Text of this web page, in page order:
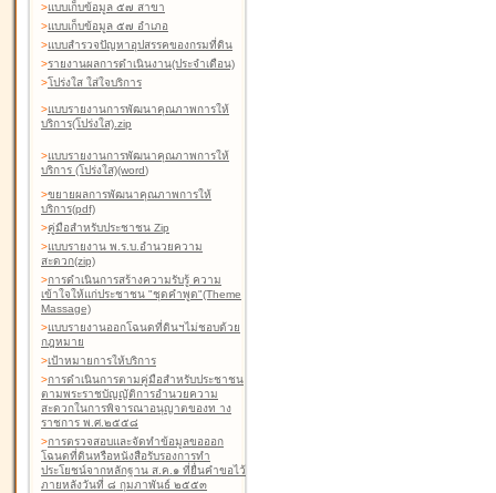
>แบบเก็บข้อมูล ๕๗ สาขา
>แบบเก็บข้อมูล ๕๗ อำเภอ
>แบบสำรวจปัญหาอุปสรรคของกรมที่ดิน
>รายงานผลการดำเนินงาน(ประจำเดือน)
>โปร่งใส ใส่ใจบริการ
>แบบรายงานการพัฒนาคุณภาพการให้
บริการ(โปร่งใส).zip
>แบบรายงานการพัฒนาคุณภาพการให้
บริการ (โปร่งใส)(word)
>ขยายผลการพัฒนาคุณภาพการให้
บริการ(pdf)
>คู่มือสำหรับประชาชน Zip
>แบบรายงาน พ.ร.บ.อำนวยความ
สะดวก(zip)
>การดำเนินการสร้างความรับรู้ ความ
เข้าใจให้แก่ประชาชน "ชุดคำพูด"(Theme
Massage)
>แบบรายงานออกโฉนดที่ดินฯไม่ชอบด้วย
กฎหมาย
>เป้าหมายการให้บริการ
>การดำเนินการตามคู่มือสำหรับประชาชน
ตามพระราชบัญญัติการอำนวยความ
สะดวกในการพิจารณาอนุญาตของท าง
ราชการ พ.ศ.๒๕๕๘
>การตรวจสอบและจัดทำข้อมูลขอออก
โฉนดที่ดินหรือหนังสือรับรองการทำ
ประโยชน์จากหลักฐาน ส.ค.๑ ที่ยื่นคำขอไว้
ภายหลังวันที่ ๘ กุมภาพันธ์ ๒๕๕๓